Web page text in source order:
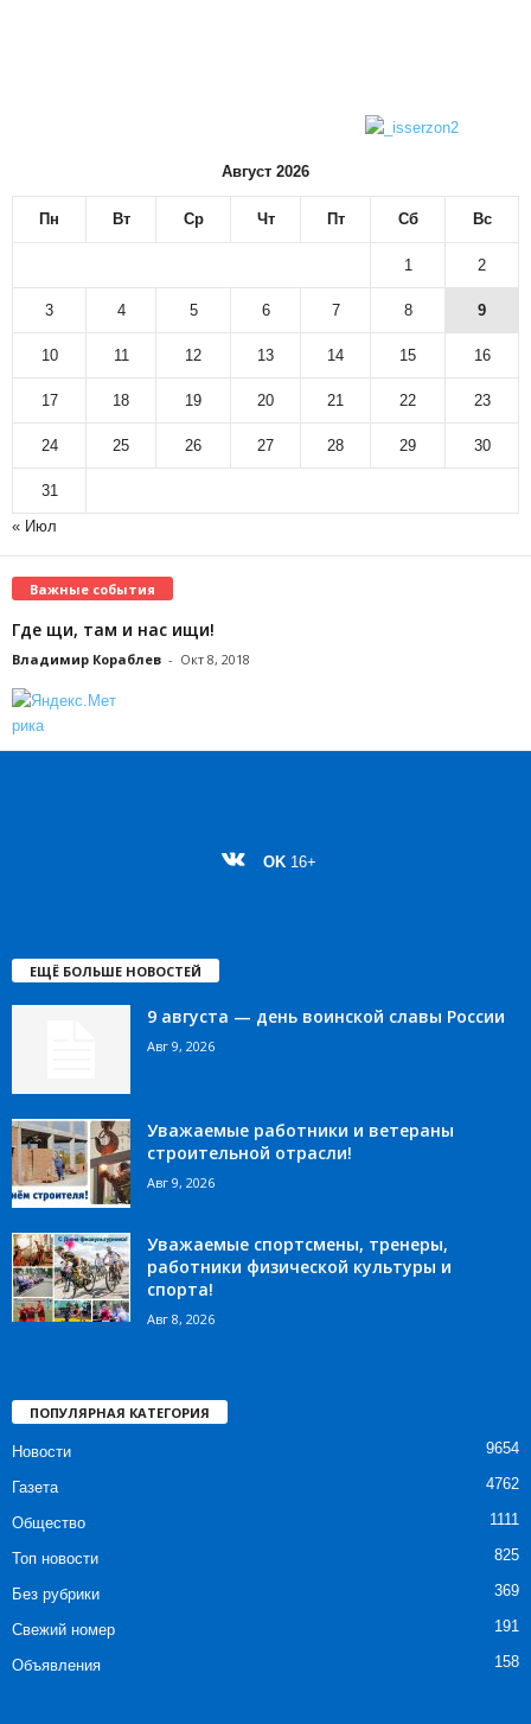
Август 2026
Пн Вт Ср Чт Пт Сб Вс
1 2
3 4 5 6 7 8 9
10 11 12 13 14 15 16
17 18 19 20 21 22 23
24 25 26 27 28 29 30
31
« Июл
Важные события
Где щи, там и нас ищи!
Владимир Кораблев - Окт 8, 2018
OK 16+
ЕЩЁ БОЛЬШЕ НОВОСТЕЙ
9 августа — день воинской славы России
Авг 9, 2026
Уважаемые работники и ветераны
строительной отрасли!
Авг 9, 2026
Уважаемые спортсмены, тренеры,
работники физической культуры и
спорта!
Авг 8, 2026
ПОПУЛЯРНАЯ КАТЕГОРИЯ
Новости 9654
Газета 4762
Общество 1111
Топ новости 825
Без рубрики 369
Свежий номер 191
Объявления 158